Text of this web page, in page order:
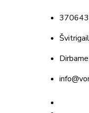
Dirbame